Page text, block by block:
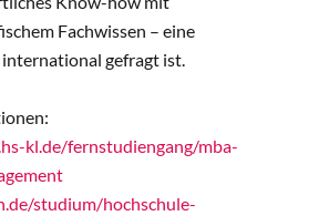
Fachwissen – eine
gefragt ist.
kl.de/fernstudiengang/mba-
studium/hochschule-